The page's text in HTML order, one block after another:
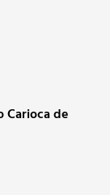
Carioca de